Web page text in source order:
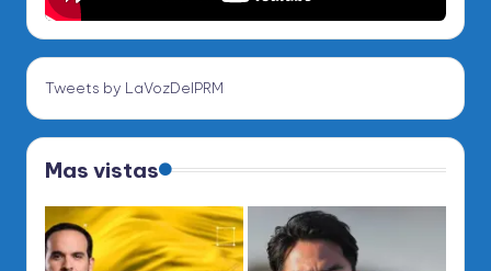
Tweets by LaVozDelPRM
Mas vistas